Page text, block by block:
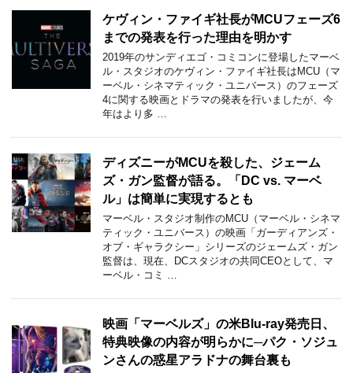
ケヴィン・ファイギ社長がMCUフェーズ6
までの発表を行った理由を明かす
2019年のサンディエゴ・コミコンに登場したマーベ
ル・スタジオのケヴィン・ファイギ社長はMCU（マ
ーベル・シネマティック・ユニバース）のフェーズ
4に関する映画とドラマの発表を行いましたが、今
年はより多 …
ディズニーがMCUを殺した、ジェーム
ズ・ガン監督が語る。「DC vs. マーベ
ル」は簡単に実現するとも
マーベル・スタジオ制作のMCU（マーベル・シネマ
ティック・ユニバース）の映画「ガーディアンズ・
オブ・ギャラクシー」シリーズのジェームズ・ガン
監督は、現在、DCスタジオの共同CEOとして、マ
ーベル・コミ …
映画「マーベルズ」の米Blu-ray発売日、
特典映像の内容が明らかに─パク・ソジュ
ンさんの惑星アラドナの舞台裏も